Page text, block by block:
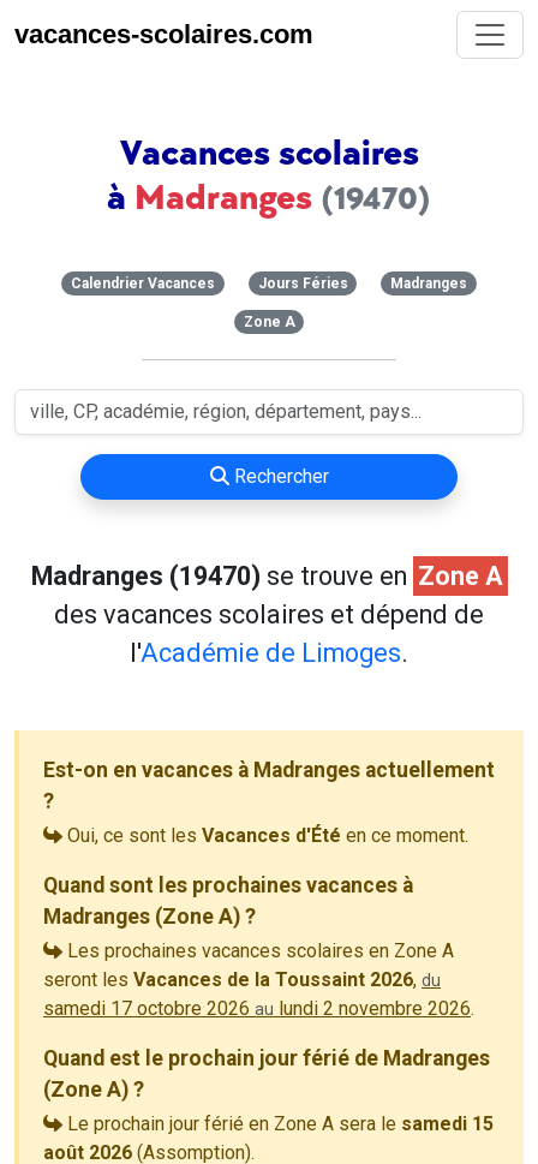
vacances-scolaires.com
Vacances scolaires
à Madranges (19470)
Calendrier Vacances Jours Féries Madranges
Zone A
Rechercher
Madranges (19470) se trouve en Zone A
des vacances scolaires et dépend de
l'Académie de Limoges.
Est-on en vacances à Madranges actuellement
?
Oui, ce sont les Vacances d'Été en ce moment.
Quand sont les prochaines vacances à
Madranges (Zone A) ?
Les prochaines vacances scolaires en Zone A
seront les Vacances de la Toussaint 2026, du
samedi 17 octobre 2026 au lundi 2 novembre 2026.
Quand est le prochain jour férié de Madranges
(Zone A) ?
Le prochain jour férié en Zone A sera le samedi 15
août 2026 (Assomption).